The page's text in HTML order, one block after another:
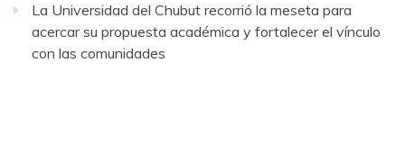
La Universidad del Chubut recorrió la meseta para
acercar su propuesta académica y fortalecer el vínculo
con las comunidades